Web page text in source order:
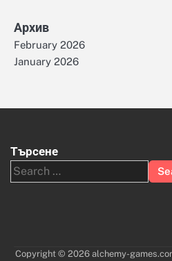
Архив
February 2026
January 2026
Търсене
Search
for:
Copyright © 2026 alchemy-